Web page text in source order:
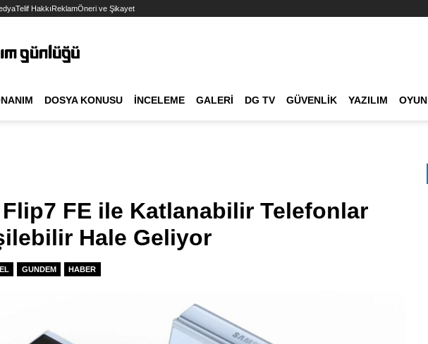
Telif HakkıReklamÖneri ve Şikayet
DOSYA KONUSU İNCELEME GALERI DG TV GÜVENLIK YAZILIM OYUN
FE ile Katlanabilir Telefonlar
Hale Geliyor
GUNDEM HABER